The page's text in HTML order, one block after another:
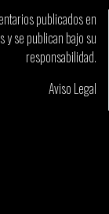
publicados en
se publican bajo su
responsabilidad.
Aviso Legal